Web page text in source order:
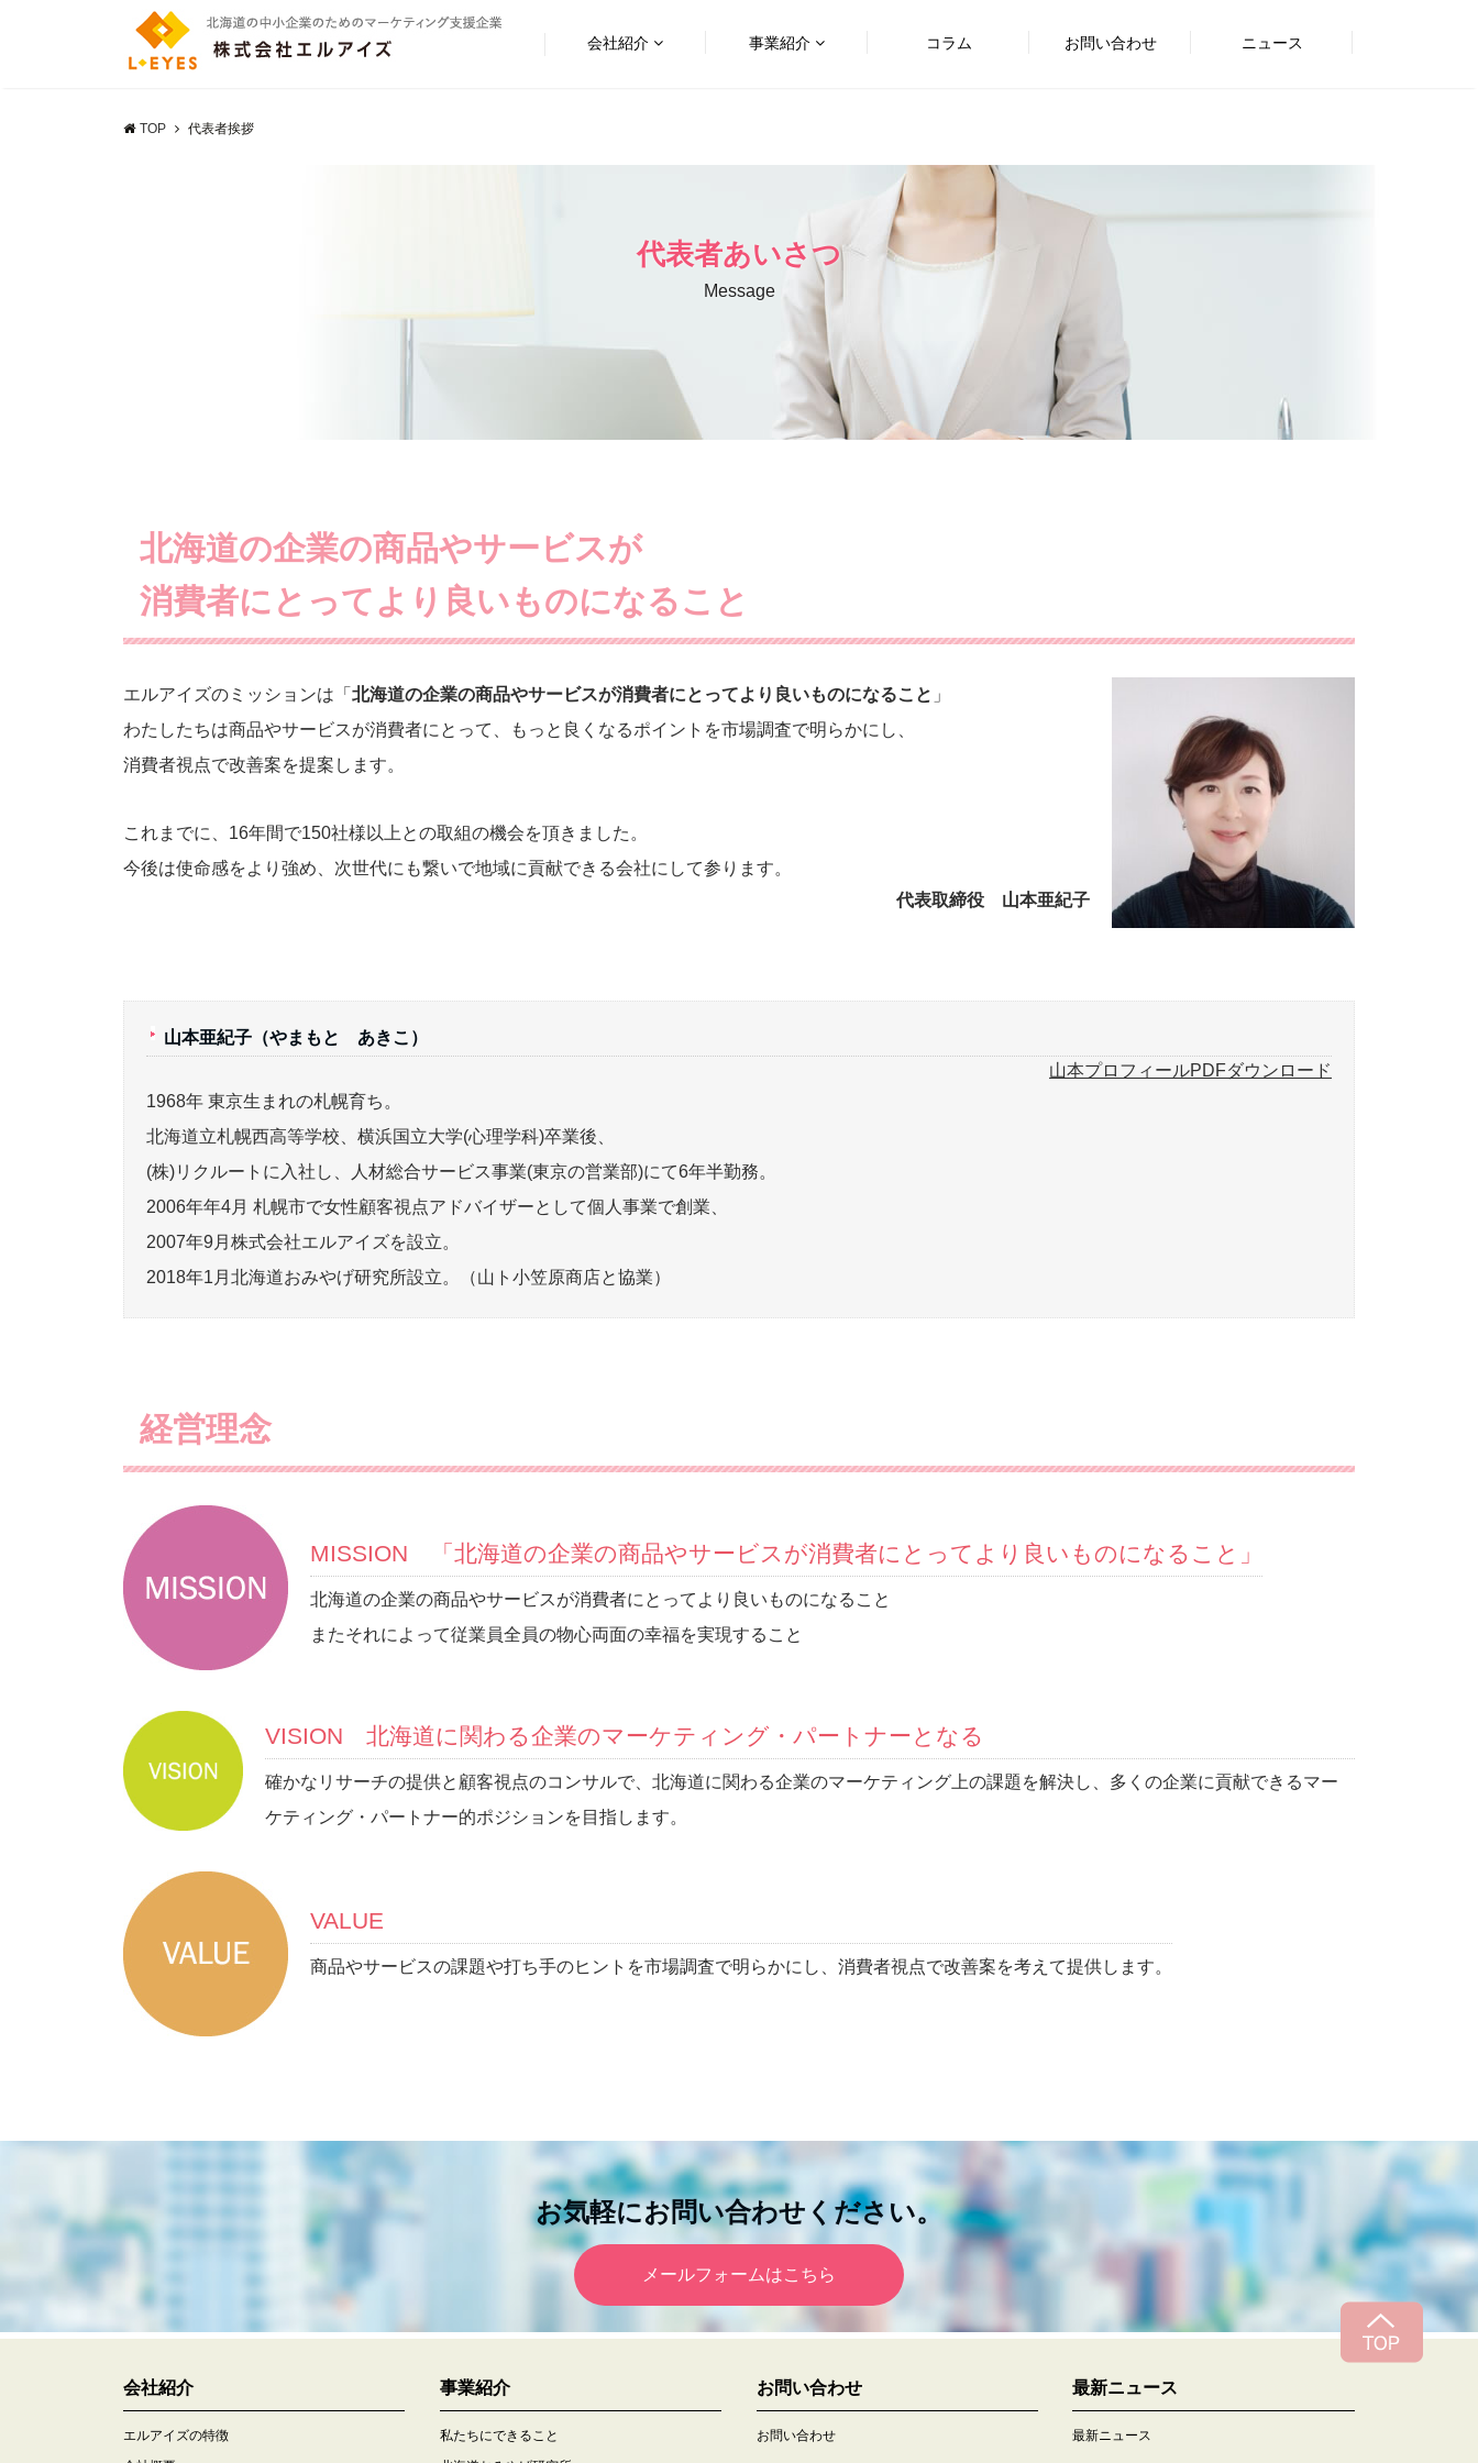
会社紹介 事業紹介 コラム お問い合わせ ニュース
TOP 代表者挨拶
代表者あいさつ
Message
北海道の企業の商品やサービスが
消費者にとってより良いものになること
エルアイズのミッションは「 北海道の企業の商品やサービスが消費者にとってより良いものになること 」
わたしたちは商品やサービスが消費者にとって、もっと良くなるポイントを市場調査で明らかにし、
消費者視点で改善案を提案します。
これまでに、16年間で150社様以上との取組の機会を頂きました。
今後は使命感をより強め、次世代にも繋いで地域に貢献できる会社にして参ります。
代表取締役 山本亜紀子
山本亜紀子（やまもと あきこ）
山本プロフィールPDFダウンロード
1968年 東京生まれの札幌育ち。
北海道立札幌西高等学校、横浜国立大学(心理学科)卒業後、
(株)リクルートに入社し、人材総合サービス事業(東京の営業部)にて6年半勤務。
2006年年4月 札幌市で女性顧客視点アドバイザーとして個人事業で創業、
2007年9月株式会社エルアイズを設立。
2018年1月北海道おみやげ研究所設立。（山ト小笠原商店と協業）
経営理念
MISSION 「北海道の企業の商品やサービスが消費者にとってより良いものになること」
北海道の企業の商品やサービスが消費者にとってより良いものになること
またそれによって従業員全員の物心両面の幸福を実現すること
VISION 北海道に関わる企業のマーケティング・パートナーとなる
確かなリサーチの提供と顧客視点のコンサルで、北海道に関わる企業のマーケティング上の課題を解決し、多くの企業に貢献できるマー
ケティング・パートナー的ポジションを目指します。
VALUE
商品やサービスの課題や打ち手のヒントを市場調査で明らかにし、消費者視点で改善案を考えて提供します。
お気軽にお問い合わせください。
メールフォームはこちら
会社紹介
エルアイズの特徴
事業紹介
私たちにできること
お問い合わせ
お問い合わせ
最新ニュース
最新ニュース